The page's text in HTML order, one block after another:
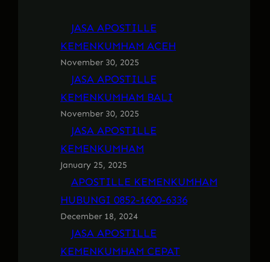
JASA APOSTILLE
KEMENKUMHAM ACEH
November 30, 2025
JASA APOSTILLE
KEMENKUMHAM BALI
November 30, 2025
JASA APOSTILLE
KEMENKUMHAM
January 25, 2025
APOSTILLE KEMENKUMHAM
HUBUNGI 0852-1600-6336
December 18, 2024
JASA APOSTILLE
KEMENKUMHAM CEPAT